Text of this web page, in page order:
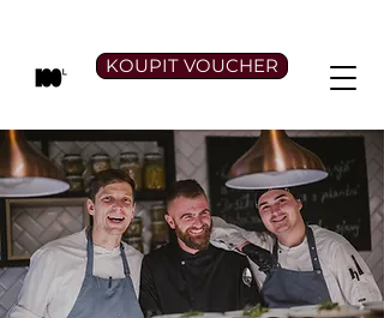
KOUPIT VOUCHER